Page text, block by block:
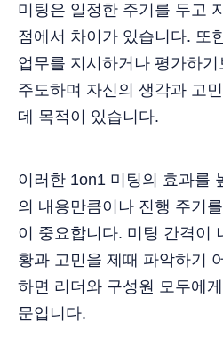
미팅은 일정한 주기를 두고
점에서 차이가 있습니다. 또
업무를 지시하거나 평가하
주도하며 자신의 생각과 고
데 목적이 있습니다.
이러한 1on1 미팅의 효과를
의 내용만큼이나 진행 주기
이 중요합니다. 미팅 간격이
황과 고민을 제때 파악하기
하면 리더와 구성원 모두에
문입니다.